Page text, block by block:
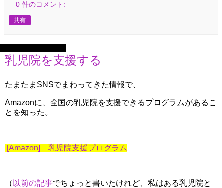
0 件のコメント:
共有
乳児院を支援する
たまたまSNSでまわってきた情報で、
Amazonに、全国の乳児院を支援できるプログラムがあるこ
とを知った。
[Amazon] 乳児院支援プログラム
（ 以前の記事でちょっと書いたけれど、私はある乳児院と